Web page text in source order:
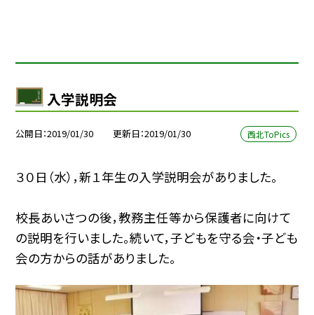
入学説明会
公開日 2019/01/30 更新日 2019/01/30 西北ToPics
３０日（水），新１年生の入学説明会がありました。
校長あいさつの後，教務主任等から保護者に向けて
の説明を行いました。続いて，子どもを守る会・子ども
会の方からの話がありました。